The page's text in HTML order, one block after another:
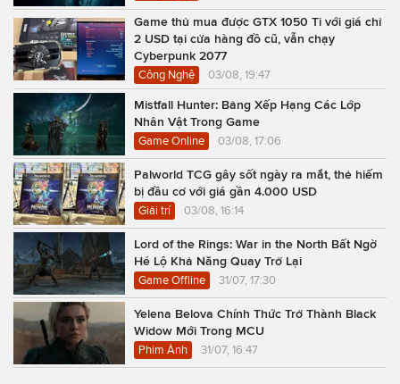
Game thủ mua được GTX 1050 Ti với giá chỉ
2 USD tại cửa hàng đồ cũ, vẫn chạy
Cyberpunk 2077
Công Nghệ 03/08, 19:47
Mistfall Hunter: Bảng Xếp Hạng Các Lớp
Nhân Vật Trong Game
Game Online 03/08, 17:06
Palworld TCG gây sốt ngày ra mắt, thẻ hiếm
bị đầu cơ với giá gần 4.000 USD
Giải trí 03/08, 16:14
Lord of the Rings: War in the North Bất Ngờ
Hé Lộ Khả Năng Quay Trở Lại
Game Offline 31/07, 17:30
Yelena Belova Chính Thức Trở Thành Black
Widow Mới Trong MCU
Phim Ảnh 31/07, 16:47